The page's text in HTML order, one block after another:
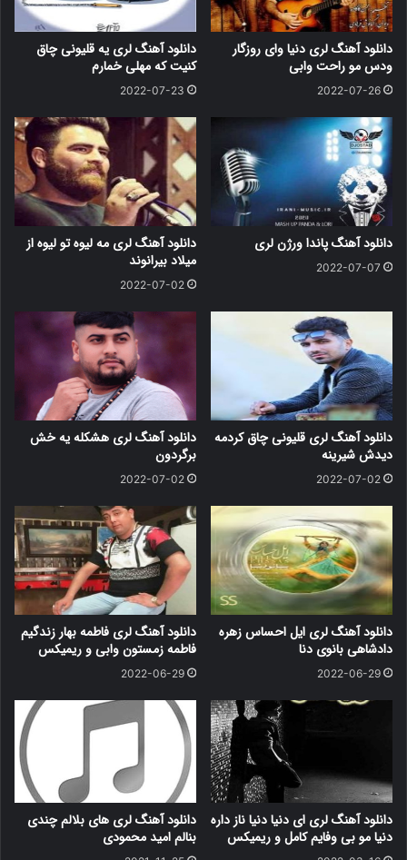
دانلود آهنگ لری دنیا وای روزگار
ودس مو راحت وابی
2022-07-26
دانلود آهنگ لری یه قلیونی چاق
کنیت که مهلی خمارم
2022-07-23
دانلود آهنگ پاندا ورژن لری
2022-07-07
دانلود آهنگ لری مه لیوه تو لیوه از
میلاد بیرانوند
2022-07-02
دانلود آهنگ لری قلیونی چاق کردمه
دیدش شیرینه
2022-07-02
دانلود آهنگ لری هشکله یه خش
برگردون
2022-07-02
دانلود آهنگ لری ایل احساس زهره
دادشاهی بانوی دنا
2022-06-29
دانلود آهنگ لری فاطمه بهار زندگیم
فاطمه زمستون وابی و ریمیکس
2022-06-29
دانلود آهنگ لری ای دنیا دنیا ناز داره
دنیا مو بی وفایم کامل و ریمیکس
دانلود آهنگ لری های بلالم چندی
بنالم امید محمودی